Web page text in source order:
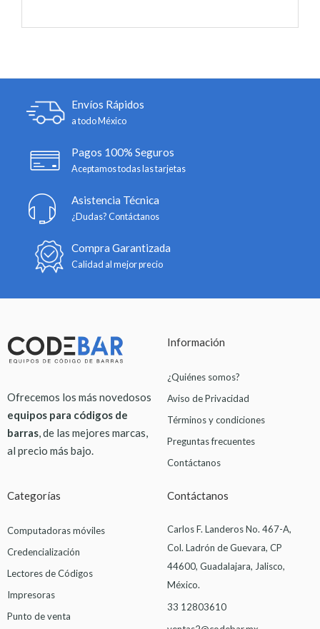
Envíos Rápidos
a todo México
Pagos 100% Seguros
Aceptamos todas las tarjetas
Asistencia Técnica
¿Dudas? Contáctanos
Compra Garantizada
Calidad al mejor precio
Ofrecemos los más novedosos
equipos para códigos de
barras, de las mejores marcas,
al precio más bajo.
Información
¿Quiénes somos?
Aviso de Privacidad
Términos y condiciones
Preguntas frecuentes
Contáctanos
Categorías
Computadoras móviles
Credencialización
Lectores de Códigos
Impresoras
Punto de venta
Contáctanos
Carlos F. Landeros No. 467-A,
Col. Ladrón de Guevara, CP
44600, Guadalajara, Jalisco,
México.
33 12803610